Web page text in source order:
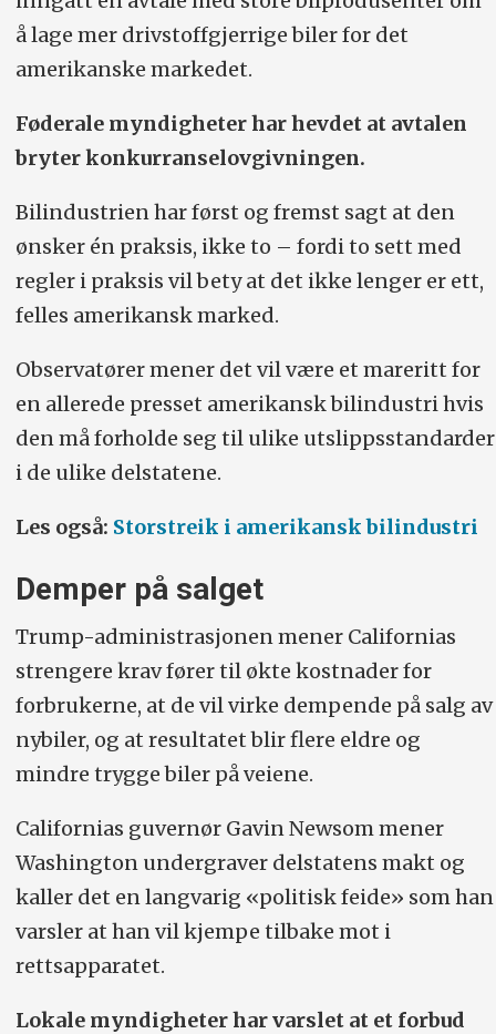
å lage mer drivstoffgjerrige biler for det
amerikanske markedet.
Føderale myndigheter har hevdet at avtalen
bryter konkurranselovgivningen.
Bilindustrien har først og fremst sagt at den
ønsker én praksis, ikke to – fordi to sett med
regler i praksis vil bety at det ikke lenger er ett,
felles amerikansk marked.
Observatører mener det vil være et mareritt for
en allerede presset amerikansk bilindustri hvis
den må forholde seg til ulike utslippsstandarder
i de ulike delstatene.
Les også: Storstreik i amerikansk bilindustri
Demper på salget
Trump-administrasjonen mener Californias
strengere krav fører til økte kostnader for
forbrukerne, at de vil virke dempende på salg av
nybiler, og at resultatet blir flere eldre og
mindre trygge biler på veiene.
Californias guvernør Gavin Newsom mener
Washington undergraver delstatens makt og
kaller det en langvarig «politisk feide» som han
varsler at han vil kjempe tilbake mot i
rettsapparatet.
Lokale myndigheter har varslet at et forbud